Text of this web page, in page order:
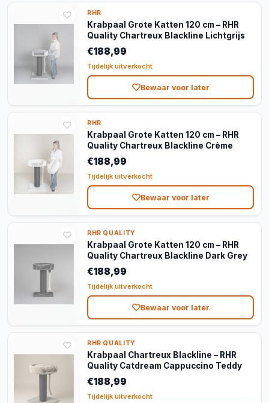
RHR
Krabpaal Grote Katten 120 cm – RHR
Quality Chartreux Blackline Lichtgrijs
€188,99
Tijdelijk uitverkocht
Bewaar voor later
RHR
Krabpaal Grote Katten 120 cm – RHR
Quality Chartreux Blackline Crème
€188,99
Tijdelijk uitverkocht
Bewaar voor later
RHR QUALITY
Krabpaal Grote Katten 120 cm – RHR
Quality Chartreux Blackline Dark Grey
€188,99
Tijdelijk uitverkocht
Bewaar voor later
RHR QUALITY
Krabpaal Chartreux Blackline – RHR
Quality Catdream Cappuccino Teddy
€188,99
Tijdelijk uitverkocht